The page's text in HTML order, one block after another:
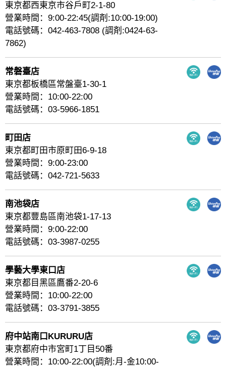
東京都西東京市谷戶町2-1-80
營業時間：9:00-22:45(調剤:10:00-19:00)
電話號碼：042-463-7808 (調剤:0424-63-
7862)
常磐臺店
東京都板橋區常盤臺1-30-1
營業時間：10:00-22:00
電話號碼：03-5966-1851
町田店
東京都町田市原町田6-9-18
營業時間：9:00-23:00
電話號碼：042-721-5633
南池袋店
東京都豐島區南池袋1-17-13
營業時間：9:00-22:00
電話號碼：03-3987-0255
學藝大學東口店
東京都目黑區鷹番2-20-6
營業時間：10:00-22:00
電話號碼：03-3791-3855
府中站南口KURURU店
東京都府中市宮町1丁目50番
營業時間：10:00-22:00(調剤:月-金10:00-